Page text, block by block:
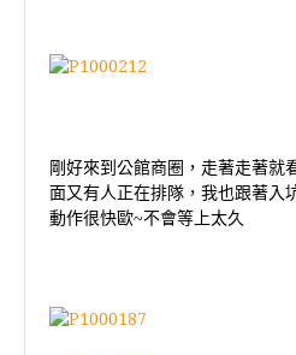
剛好來到公館商圈，走著走著就
面又有人正在排隊 ，我也跟著入
動作很快歐~不會等上太久